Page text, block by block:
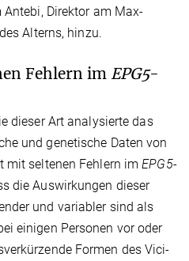
Direktor am Max-
Alterns, hinzu.
Fehlern im EPG5-
dieser Art analysierte das
und genetische Daten von
mit seltenen Fehlern imEPG5-
die Auswirkungen dieser
und variabler sind als
einigen Personen vor oder
Formen des Vici-